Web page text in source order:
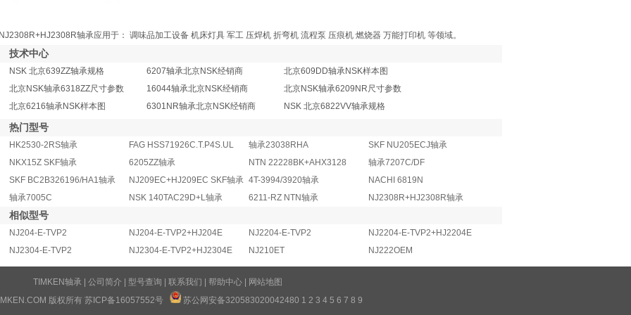
NJ2308R+HJ2308R轴承应用于： 调味品加工设备 机床灯具 军工 压焊机 折弯机 流程泵 压痕机 燃烧器 万能打印机 等领域。
技术中心
NSK 北京639ZZ轴承规格 6207轴承北京NSK经销商
北京609DD轴承NSK样本图
北京NSK轴承6318ZZ尺寸参数
16044轴承北京NSK经销商
北京NSK轴承6209NR尺寸参数
北京6216轴承NSK样本图
6301NR轴承北京NSK经销商 NSK 北京6822VV轴承规格
热门型号
HK2530-2RS轴承 FAG HSS71926C.T.P4S.UL 轴承23038RHA
SKF NU205ECJ轴承
NKX15Z SKF轴承
6205ZZ轴承 NTN 22228BK+AHX3128
轴承7207C/DF
SKF BC2B326196/HA1轴承
NJ209EC+HJ209EC SKF轴承 4T-3994/3920轴承
NACHI 6819N
轴承7005C
NSK 140TAC29D+L轴承 6211-RZ NTN轴承 NJ2308R+HJ2308R轴承
相似型号
NJ204-E-TVP2 NJ204-E-TVP2+HJ204E NJ2204-E-TVP2
NJ2204-E-TVP2+HJ2204E
NJ2304-E-TVP2
NJ2304-E-TVP2+HJ2304E NJ210ET NJ222OEM
TIMKEN轴承 公司简介 型号查询 联系我们 帮助中心
网站地图
版权所有 苏ICP备16057552号 苏公网安备320583020042480 1 2 3 4 5 6 7 8 9